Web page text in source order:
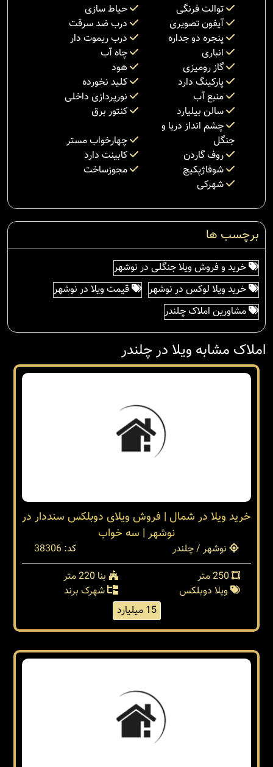
توالت فرنگی
حیاط سازی
آیفون تصویری
درب ضد سرقت
پنجره دو جداره
درب ریموت دار
انباری
چاه آب
گاز رومیزی
هود
پارکینگ دارد
کلید نخورده
منبع آب
نورپردازی داخلی
سالن بیلیارد
کنتور برق
چشم انداز دریا و
جنگل
چهارخواب مستر
روف گاردن
کابینت دارد
شوفاژپکیچ
مجوزساخت
شهرکی
برچسب ها
خرید و فروش ویلا جنگلی در نوشهر
خرید ویلا لوکس در نوشهر
قیمت ویلا در نوشهر
مشاورین املاک چلندر
املاک مشابه ویلا در چلندر
خرید ویلا در شمال | فروش ویلای دوبلکس سنددار در
نوشهر | سه خواب
نوشهر / چلندر
کد: 38306
بنا 220 متر
ویلا دوبلکس
شهرک برند
15 میلیارد